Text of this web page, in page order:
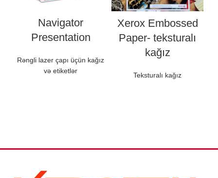
Navigator
Presentation
Rəngli lazer çapı üçün kağız
və etiketlər
Xerox Embossed
Paper- teksturalı
kağız
Teksturalı kağız